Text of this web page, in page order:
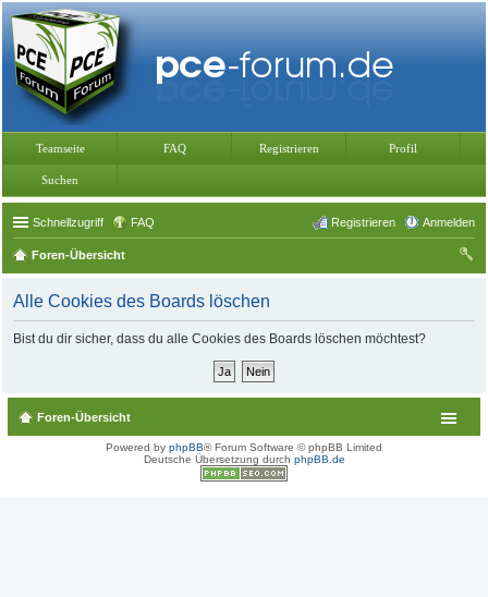
Teamseite FAQ Registrieren Profil
Suchen
Schnellzugriff FAQ Anmelden
Registrieren
Foren-Übersicht
Alle Cookies des Boards löschen
Bist du dir sicher, dass du alle Cookies des Boards löschen möchtest?
Foren-Übersicht
Powered by phpBB® Forum Software © phpBB Limited
Deutsche Übersetzung durch phpBB.de